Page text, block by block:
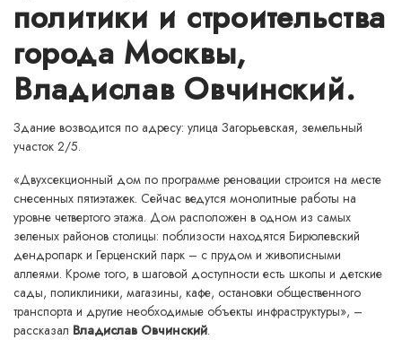
политики и строительства
города Москвы,
Владислав Овчинский.
Здание возводится по адресу: улица Загорьевская, земельный
участок 2/5.
«Двухсекционный дом по программе реновации строится на месте
снесенных пятиэтажек. Сейчас ведутся монолитные работы на
уровне четвертого этажа. Дом расположен в одном из самых
зеленых районов столицы: поблизости находятся Бирюлевский
дендропарк и Герценский парк – с прудом и живописными
аллеями. Кроме того, в шаговой доступности есть школы и детские
сады, поликлиники, магазины, кафе, остановки общественного
транспорта и другие необходимые объекты инфраструктуры», –
рассказал Владислав Овчинский.